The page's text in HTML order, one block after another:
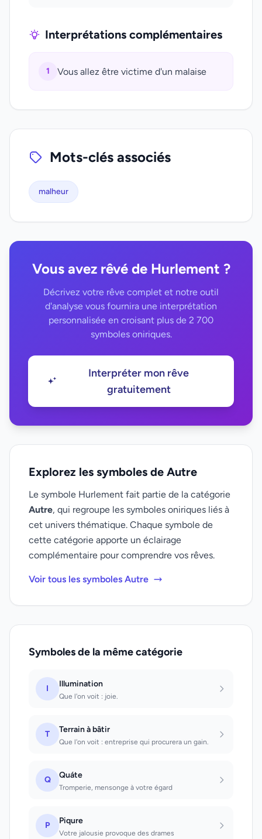
Interprétations complémentaires
1 Vous allez être victime d'un malaise
Mots-clés associés
malheur
Vous avez rêvé de Hurlement ?
Décrivez votre rêve complet et notre outil
d'analyse vous fournira une interprétation
personnalisée en croisant plus de 2 700
symboles oniriques.
Interpréter mon rêve
gratuitement
Explorez les symboles de Autre
Le symbole Hurlement fait partie de la catégorie
Autre, qui regroupe les symboles oniriques liés à
cet univers thématique. Chaque symbole de
cette catégorie apporte un éclairage
complémentaire pour comprendre vos rêves.
Voir tous les symboles Autre
Symboles de la même catégorie
I Illumination
Que l'on voit : joie.
T Terrain à bâtir
Que l'on voit : entreprise qui procurera un gain.
Q Quáte
Tromperie, mensonge à votre égard
P Piqure
Votre jalousie provoque des drames